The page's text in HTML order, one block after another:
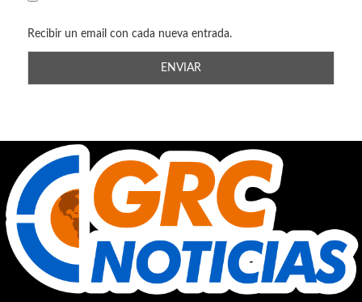
Recibir un email con cada nueva entrada.